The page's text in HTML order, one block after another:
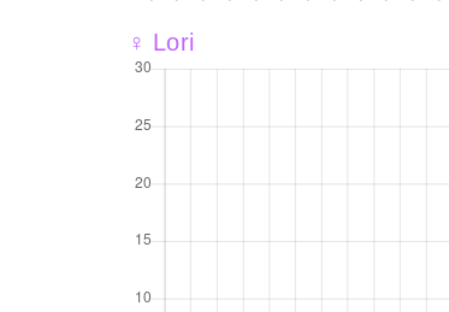
♀ Lori